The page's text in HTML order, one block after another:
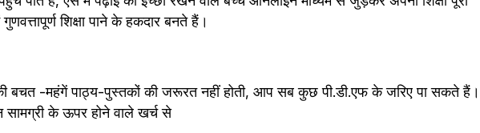
शिक्षा पाने के हकदार बनते हैं।
बचत -महंगें पाठ्य-पुस्तकों की जरूरत नहीं होती, आप सब कुछ पी.डी.एफ के जरिए पा सकते हैं।
के ऊपर होने वाले खर्च से